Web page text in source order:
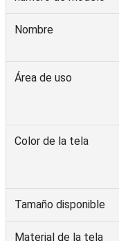
Nombre
Área de uso
Color de la tela
Tamaño disponible
Material de la tela